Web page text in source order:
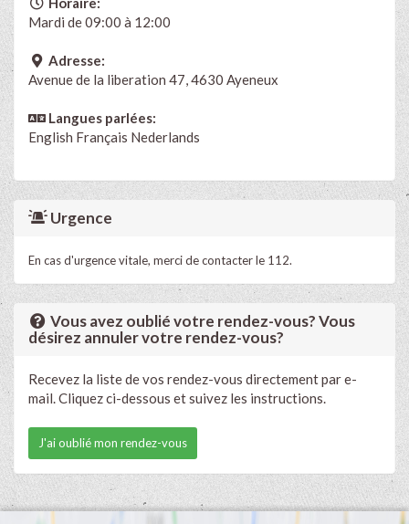
Mardi de 09:00 à 12:00
Adresse:
Avenue de la liberation 47, 4630 Ayeneux
Langues parlées:
English Français Nederlands
Urgence
En cas d'urgence vitale, merci de contacter le 112.
Vous avez oublié votre rendez-vous? Vous
désirez annuler votre rendez-vous?
Recevez la liste de vos rendez-vous directement par e-
mail. Cliquez ci-dessous et suivez les instructions.
J'ai oublié mon rendez-vous